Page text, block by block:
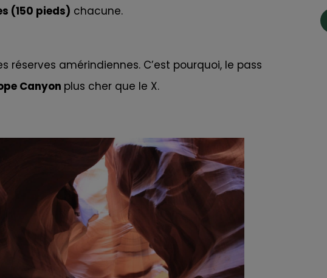
(150 pieds) chacune.
réserves amérindiennes. C’est pourquoi, le pass
Canyon plus cher que le X.